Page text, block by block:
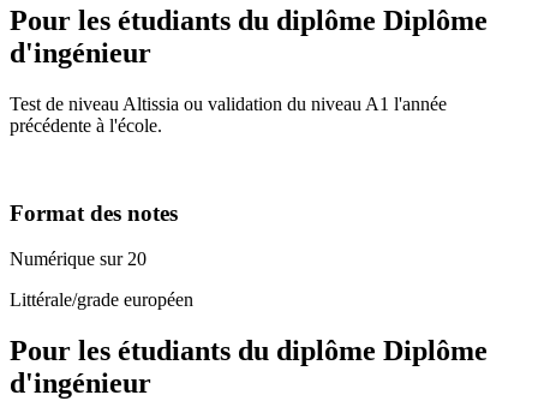
Pour les étudiants du diplôme Diplôme
d'ingénieur
Test de niveau Altissia ou validation du niveau A1 l'année
précédente à l'école.
Format des notes
Numérique sur 20
Littérale/grade européen
Pour les étudiants du diplôme Diplôme
d'ingénieur